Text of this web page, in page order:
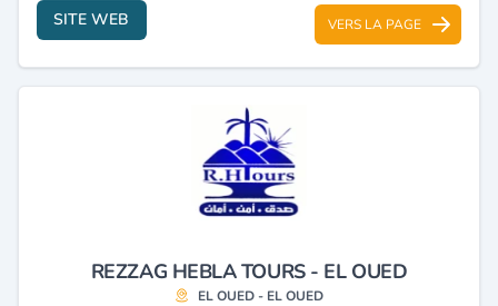
SITE WEB VERS LA PAGE
REZZAG HEBLA TOURS - EL OUED
EL OUED - EL OUED